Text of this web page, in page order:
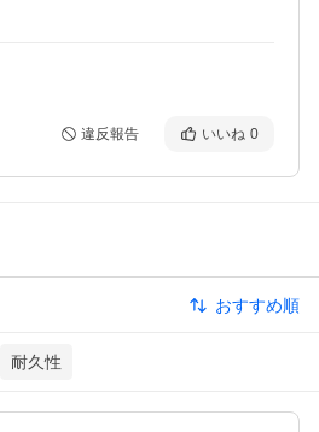
違反報告 いいね 0
おすすめ順
耐久性